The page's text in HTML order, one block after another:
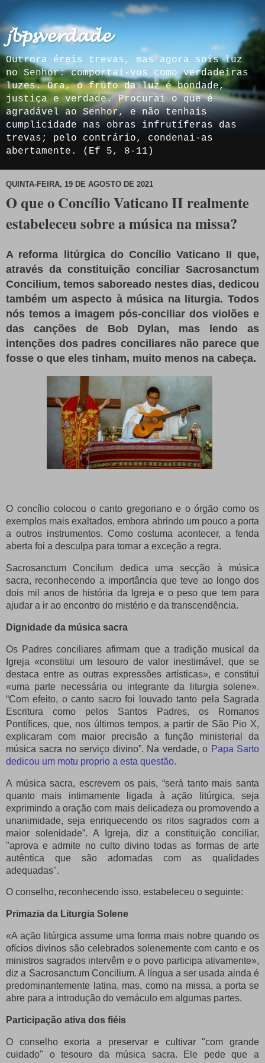
𝓳𝓫𝓹𝓼𝓿𝓮𝓻𝓭𝓪𝓭𝓮
Outrora éreis trevas, mas agora sois luz
no Senhor: comportai-vos como verdadeiras
luzes. Ora, o fruto da luz é bondade,
justiça e verdade. Procurai o que é
agradável ao Senhor, e não tenhais
cumplicidade nas obras infrutíferas das
trevas; pelo contrário, condenai-as
abertamente. (Ef 5, 8-11)
QUINTA-FEIRA, 19 DE AGOSTO DE 2021
O que o Concílio Vaticano II realmente
estabeleceu sobre a música na missa?
A reforma litúrgica do Concílio Vaticano II que,
através da constituição conciliar Sacrosanctum
Concilium, temos saboreado nestes dias, dedicou
também um aspecto à música na liturgia. Todos
nós temos a imagem pós-conciliar dos violões e
das canções de Bob Dylan, mas lendo as
intenções dos padres conciliares não parece que
fosse o que eles tinham, muito menos na cabeça.
O concílio colocou o canto gregoriano e o órgão como os
exemplos mais exaltados, embora abrindo um pouco a porta
a outros instrumentos. Como costuma acontecer, a fenda
aberta foi a desculpa para tornar a exceção a regra.
Sacrosanctum Concilum dedica uma secção à música
sacra, reconhecendo a importância que teve ao longo dos
dois mil anos de história da Igreja e o peso que tem para
ajudar a ir ao encontro do mistério e da transcendência.
Dignidade da música sacra
Os Padres conciliares afirmam que a tradição musical da
Igreja «constitui um tesouro de valor inestimável, que se
destaca entre as outras expressões artísticas», e constitui
«uma parte necessária ou integrante da liturgia solene».
“Com efeito, o canto sacro foi louvado tanto pela Sagrada
Escritura como pelos Santos Padres, os Romanos
Pontífices, que, nos últimos tempos, a partir de São Pio X,
explicaram com maior precisão a função ministerial da
música sacra no serviço divino”. Na verdade, o Papa Sarto
dedicou um motu proprio a esta questão.
A música sacra, escrevem os pais, “será tanto mais santa
quanto mais intimamente ligada à ação litúrgica, seja
exprimindo a oração com mais delicadeza ou promovendo a
unanimidade, seja enriquecendo os ritos sagrados com a
maior solenidade”. A Igreja, diz a constituição conciliar,
"aprova e admite no culto divino todas as formas de arte
autêntica que são adornadas com as qualidades
adequadas".
O conselho, reconhecendo isso, estabeleceu o seguinte:
Primazia da Liturgia Solene
«A ação litúrgica assume uma forma mais nobre quando os
ofícios divinos são celebrados solenemente com canto e os
ministros sagrados intervêm e o povo participa ativamente»,
diz a Sacrosanctum Concilium.A língua a ser usada ainda é
predominantemente latina, mas, como na missa, a porta se
abre para a introdução do vernáculo em algumas partes.
Participação ativa dos fiéis
O conselho exorta a preservar e cultivar "com grande
cuidado" o tesouro da música sacra.
Ele pede que a